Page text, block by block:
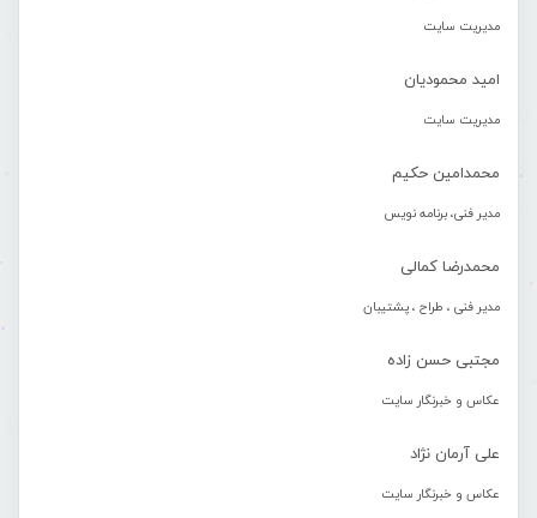
مدیریت سایت
امید محمودیان
مدیریت سایت
محمدامین حکیم
مدیر فنی، برنامه نویس
محمدرضا کمالی
مدیر فنی ، طراح ، پشتیبان
مجتبی حسن زاده
عکاس و خبرنگار سایت
علی آرمان نژاد
عکاس و خبرنگار سایت